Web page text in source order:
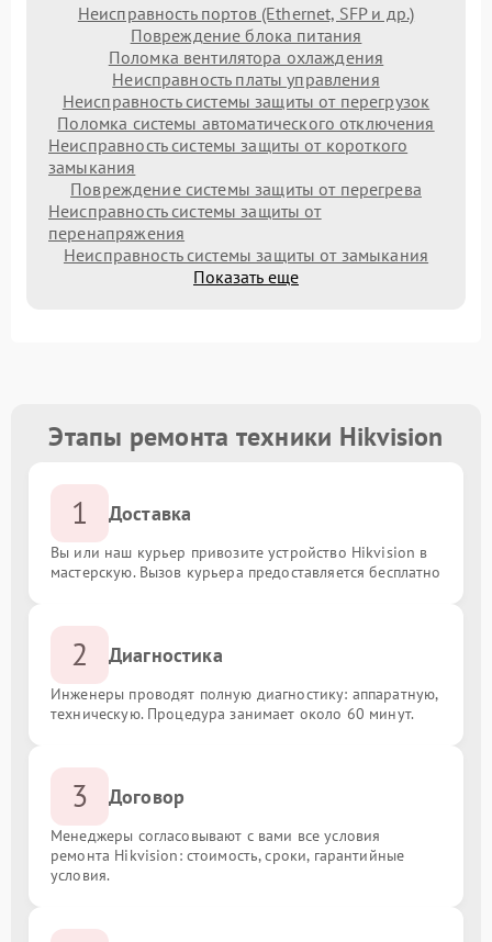
Неисправность портов (Ethernet, SFP и др.)
Повреждение блока питания
Поломка вентилятора охлаждения
Неисправность платы управления
Неисправность системы защиты от перегрузок
Поломка системы автоматического отключения
Неисправность системы защиты от короткого
замыкания
Повреждение системы защиты от перегрева
Неисправность системы защиты от
перенапряжения
Неисправность системы защиты от замыкания
Показать еще
Этапы ремонта техники Hikvision
1 Доставка
Вы или наш курьер привозите устройство Hikvision в
мастерскую. Вызов курьера предоставляется бесплатно
2 Диагностика
Инженеры проводят полную диагностику: аппаратную,
техническую. Процедура занимает около 60 минут.
3 Договор
Менеджеры согласовывают с вами все условия
ремонта Hikvision: стоимость, сроки, гарантийные
условия.